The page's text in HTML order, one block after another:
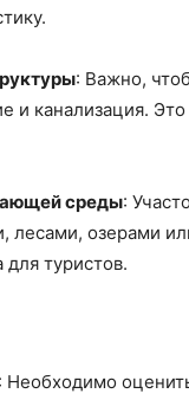
: Важно,
и канализация. Это
среды:
лесами, озерами
для туристов.
: Необходимо